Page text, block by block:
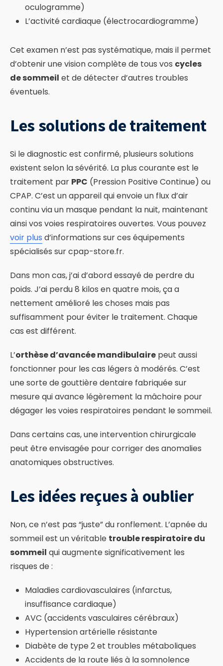
oculogramme)
L’activité cardiaque (électrocardiogramme)
Cet examen n’est pas systématique, mais il permet
d’obtenir une vision complète de tous vos cycles
de sommeil et de détecter d’autres troubles
éventuels.
Les solutions de traitement
Si le diagnostic est confirmé, plusieurs solutions
existent selon la sévérité. La plus courante est le
traitement par PPC (Pression Positive Continue) ou
CPAP. C’est un appareil qui envoie un flux d’air
continu via un masque pendant la nuit, maintenant
ainsi vos voies respiratoires ouvertes. Vous pouvez
voir plus d’informations sur ces équipements
spécialisés sur cpap-store.fr.
Dans mon cas, j’ai d’abord essayé de perdre du
poids. J’ai perdu 8 kilos en quatre mois, ça a
nettement amélioré les choses mais pas
suffisamment pour éviter le traitement. Chaque
cas est différent.
L’orthèse d’avancée mandibulaire peut aussi
fonctionner pour les cas légers à modérés. C’est
une sorte de gouttière dentaire fabriquée sur
mesure qui avance légèrement la mâchoire pour
dégager les voies respiratoires pendant le sommeil.
Dans certains cas, une intervention chirurgicale
peut être envisagée pour corriger des anomalies
anatomiques obstructives.
Les idées reçues à oublier
Non, ce n’est pas “juste” du ronflement. L’apnée du
sommeil est un véritable trouble respiratoire du
sommeil qui augmente significativement les
risques de :
Maladies cardiovasculaires (infarctus,
insuffisance cardiaque)
AVC (accidents vasculaires cérébraux)
Hypertension artérielle résistante
Diabète de type 2 et troubles métaboliques
Accidents de la route liés à la somnolence